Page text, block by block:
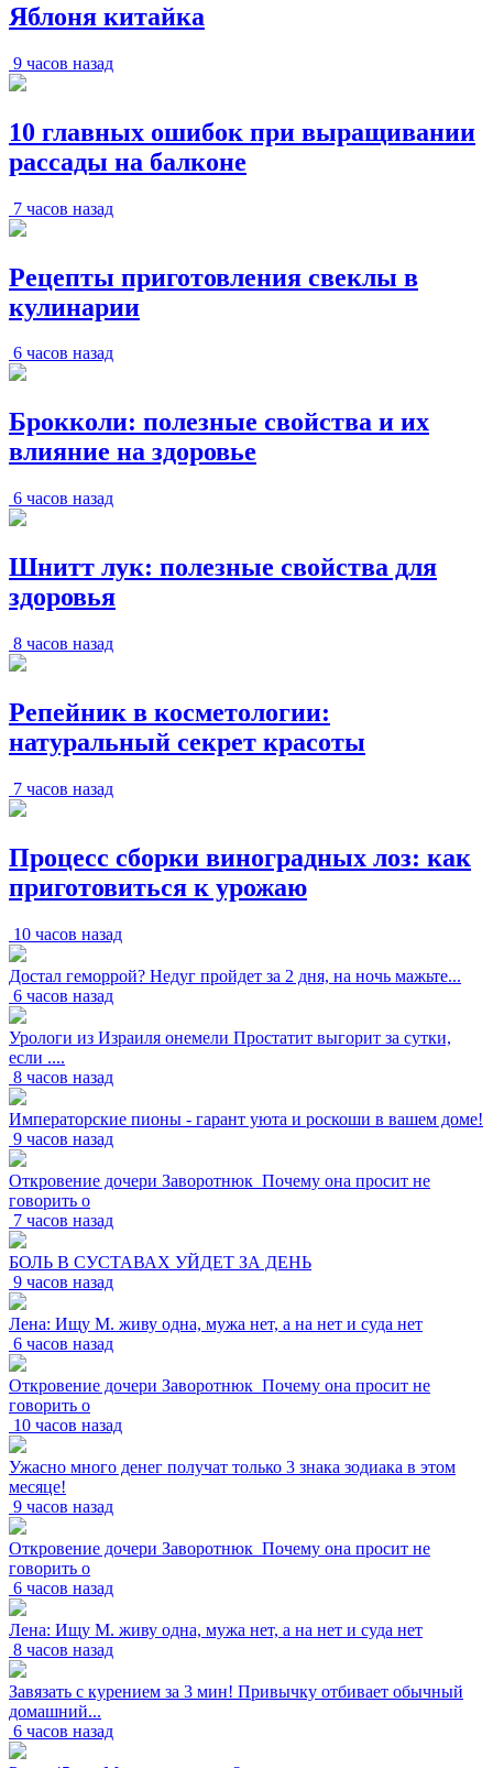
Яблоня китайка
9 часов назад
10 главных ошибок при выращивании
рассады на балконе
7 часов назад
Рецепты приготовления свеклы в
кулинарии
6 часов назад
Брокколи: полезные свойства и их
влияние на здоровье
6 часов назад
Шнитт лук: полезные свойства для
здоровья
8 часов назад
Репейник в косметологии:
натуральный секрет красоты
7 часов назад
Процесс сборки виноградных лоз: как
приготовиться к урожаю
10 часов назад
Достал геморрой? Недуг пройдет за 2 дня, на ночь мажьте...
6 часов назад
Урологи из Израиля онемели Простатит выгорит за сутки,
если ....
8 часов назад
Императорские пионы - гарант уюта и роскоши в вашем доме!
9 часов назад
Откровение дочери Заворотнюк_Почему она просит не
говорить о
7 часов назад
БОЛЬ В СУСТАВАХ УЙДЕТ ЗА ДЕНЬ
9 часов назад
Лена: Ищу М. живу одна, мужа нет, а на нет и суда нет
6 часов назад
Откровение дочери Заворотнюк_Почему она просит не
говорить о
10 часов назад
Ужасно много денег получат только 3 знака зодиака в этом
месяце!
9 часов назад
Откровение дочери Заворотнюк_Почему она просит не
говорить о
6 часов назад
Лена: Ищу М. живу одна, мужа нет, а на нет и суда нет
8 часов назад
Завязать с курением за 3 мин! Привычку отбивает обычный
домашний...
6 часов назад